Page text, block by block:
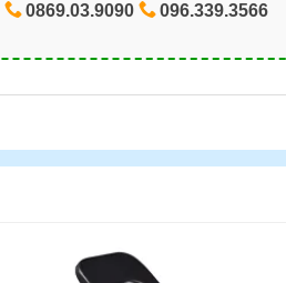
0869.03.9090 096.339.3566